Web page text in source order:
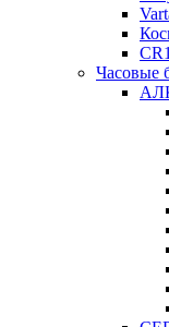
Часовые